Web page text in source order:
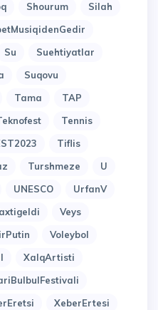
Shourum
Silah
Su
Suehtiyatlar
Suqovu
Tama
TAP
Tennis
Tiflis
Turshmeze
U
UNESCO
UrfanV
Veys
Voleybol
XalqArtisti
XeberErtesi